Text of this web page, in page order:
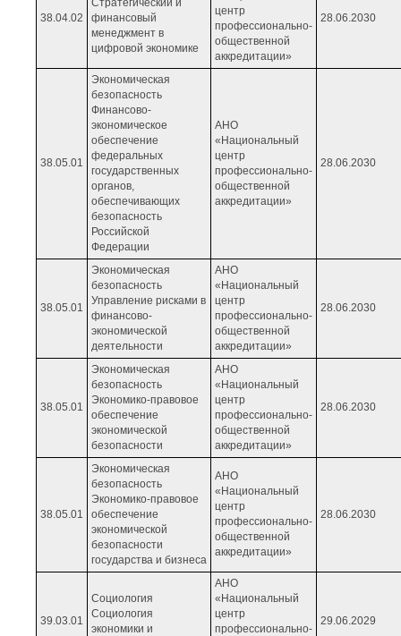
38.04.02
Стратегический и
финансовый
менеджмент в
цифровой экономике
центр
профессионально-
общественной
аккредитации»
28.06.2030
38.05.01
Экономическая
безопасность
Финансово-
экономическое
обеспечение
федеральных
государственных
органов,
обеспечивающих
безопасность
Российской
Федерации
АНО
«Национальный
центр
профессионально-
общественной
аккредитации»
28.06.2030
38.05.01
Экономическая
безопасность
Управление рисками в
финансово-
экономической
деятельности
АНО
«Национальный
центр
профессионально-
общественной
аккредитации»
28.06.2030
38.05.01
Экономическая
безопасность
Экономико-правовое
обеспечение
экономической
безопасности
АНО
«Национальный
центр
профессионально-
общественной
аккредитации»
28.06.2030
38.05.01
Экономическая
безопасность
Экономико-правовое
обеспечение
экономической
безопасности
государства и бизнеса
АНО
«Национальный
центр
профессионально-
общественной
аккредитации»
28.06.2030
39.03.01
Социология
Социология
экономики и
АНО
«Национальный
центр
профессионально-
29.06.2029